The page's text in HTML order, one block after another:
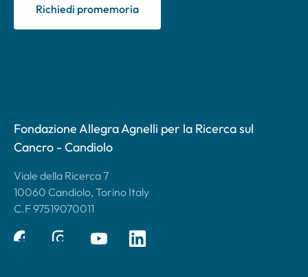
Richiedi promemoria
Fondazione Allegra Agnelli per la Ricerca sul
Cancro - Candiolo
Viale della Ricerca 7
10060 Candiolo, Torino Italy
C.F 97519070011